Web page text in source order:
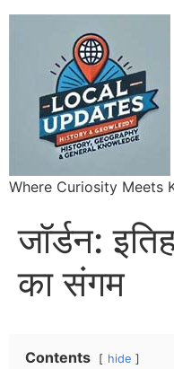
Where Curiosity Meets
जॉर्डन:
का संगम
Contents hide